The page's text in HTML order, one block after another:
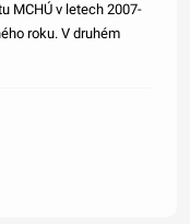
MCHÚ v letech 2007-
roku. V druhém